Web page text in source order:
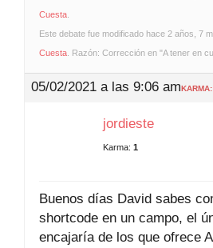
Cuesta
Este debate fue modificado hace 2 años, 7
Cuesta . Razón: Corrección en "A tener en
05/02/2021 a las 9:06 am
jordieste
Karma: 1
Buenos días David sabes
shortcode en un campo, el
encajaría de los que ofrece